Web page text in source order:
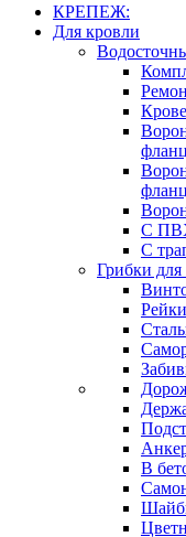
КРЕПЕЖ:
Для кровли
С
С
Грибки
В